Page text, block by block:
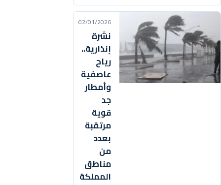
02/01/2026
نشرة
إنذارية..
رياح
عاصفية
وأمطار
جد
قوية
مرتقبة
بعدد
من
مناطق
المملكة